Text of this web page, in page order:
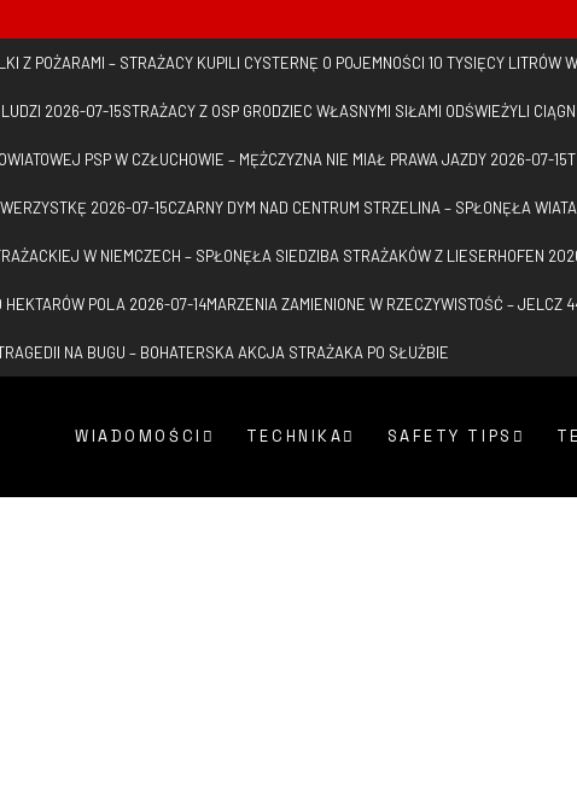
Z POŻARAMI – STRAŻACY KUPILI CYSTERNĘ O POJEMNOŚCI 10 TYSIĘCY LITRÓW
2026-07-15STRAŻACY Z OSP GRODZIEC WŁASNYMI SIŁAMI ODŚWIEŻYLI
PSP W CZŁUCHOWIE – MĘŻCZYZNA NIE MIAŁ PRAWA JAZDY 2026-07-15
2026-07-15CZARNY DYM NAD CENTRUM STRZELINA – SPŁONĘŁA
W NIEMCZECH – SPŁONĘŁA SIEDZIBA STRAŻAKÓW Z LIESERHOFEN
POLA 2026-07-14MARZENIA ZAMIENIONE W RZECZYWISTOŚĆ – JELCZ
NA BUGU – BOHATERSKA AKCJA STRAŻAKA PO SŁUŻBIE
WIADOMOŚCI TECHNIKA SAFETY TIPS